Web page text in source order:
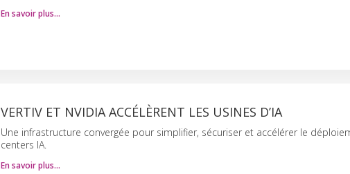
En savoir plus…
VERTIV ET NVIDIA ACCÉLÈRENT LES USINES D’IA
Une infrastructure convergée pour simplifier, sécuriser et accélérer le
centers IA.
En savoir plus…